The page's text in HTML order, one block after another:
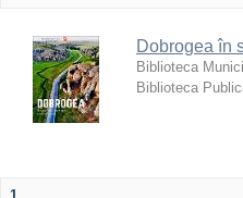
Dobrogea în
Biblioteca
Biblioteca